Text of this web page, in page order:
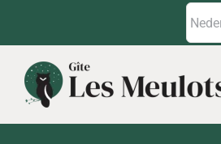
content